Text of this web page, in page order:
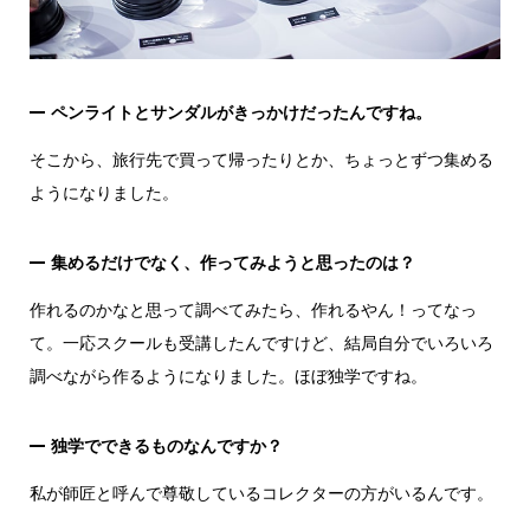
ペンライトとサンダルがきっかけだったんですね。
そこから、旅行先で買って帰ったりとか、ちょっとずつ集める
ようになりました。
集めるだけでなく、作ってみようと思ったのは？
作れるのかなと思って調べてみたら、作れるやん！ってなっ
て。一応スクールも受講したんですけど、結局自分でいろいろ
調べながら作るようになりました。ほぼ独学ですね。
独学でできるものなんですか？
私が師匠と呼んで尊敬しているコレクターの方がいるんです。